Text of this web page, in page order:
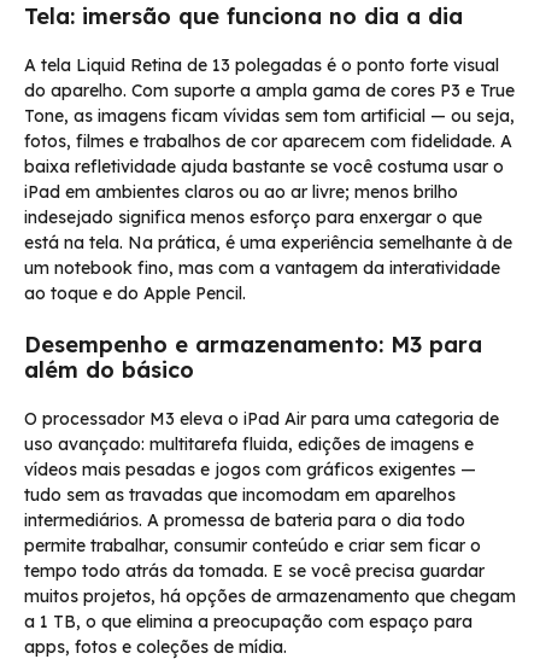
Tela: imersão que funciona no dia a dia
A tela Liquid Retina de 13 polegadas é o ponto forte visual
do aparelho. Com suporte a ampla gama de cores P3 e True
Tone, as imagens ficam vívidas sem tom artificial — ou seja,
fotos, filmes e trabalhos de cor aparecem com fidelidade. A
baixa refletividade ajuda bastante se você costuma usar o
iPad em ambientes claros ou ao ar livre; menos brilho
indesejado significa menos esforço para enxergar o que
está na tela. Na prática, é uma experiência semelhante à de
um notebook fino, mas com a vantagem da interatividade
ao toque e do Apple Pencil.
Desempenho e armazenamento: M3 para
além do básico
O processador M3 eleva o iPad Air para uma categoria de
uso avançado: multitarefa fluida, edições de imagens e
vídeos mais pesadas e jogos com gráficos exigentes —
tudo sem as travadas que incomodam em aparelhos
intermediários. A promessa de bateria para o dia todo
permite trabalhar, consumir conteúdo e criar sem ficar o
tempo todo atrás da tomada. E se você precisa guardar
muitos projetos, há opções de armazenamento que chegam
a 1 TB, o que elimina a preocupação com espaço para
apps, fotos e coleções de mídia.